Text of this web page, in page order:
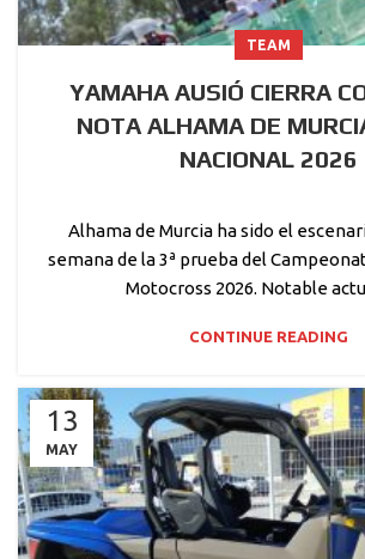
TEAM
YAMAHA AUSIÓ CIERRA
NOTA ALHAMA DE
NACIONAL 2026
Alhama de Murcia ha sido el
semana de la 3ª prueba del
Motocross 2026. Notable
CONTINUE READING
13
MAY